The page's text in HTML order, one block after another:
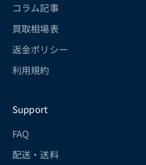
コラム記事
買取相場表
返金ポリシー
利用規約
Support
FAQ
配送・送料